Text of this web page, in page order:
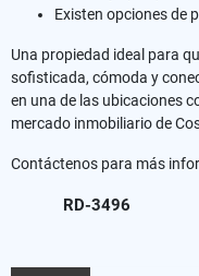
Existen opciones de
Una propiedad ideal para
sofisticada, cómoda y
en una de las ubicaciones
mercado inmobiliario de
Contáctenos para más
RD-3496